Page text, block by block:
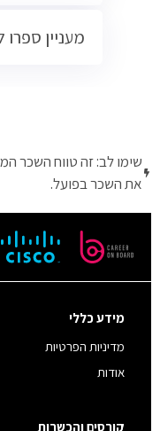
מעניין ספרו
שימו לב: זה טווח השכר
את השכר בפועל.
מידע כללי
מדיניות הפרטיות
אודות
קורסים והכשרות